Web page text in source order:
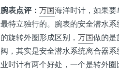
腕表点评： 万国海洋时计，如果
最特立独行的。腕表的安全潜水
的旋转外圈形成区别， 万国做的是
阀，其实是安全潜水系统离合器
业时计有两个好处，一个是转外